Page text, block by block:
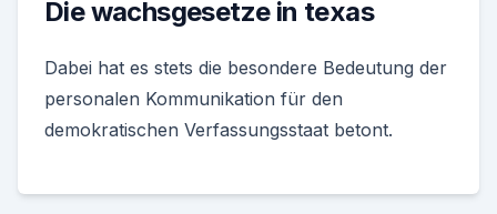
Die wachsgesetze in texas
Dabei hat es stets die besondere Bedeutung der
personalen Kommunikation für den
demokratischen Verfassungsstaat betont.